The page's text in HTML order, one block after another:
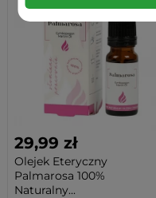
29,99 zł
Olejek Eteryczny
Palmarosa 100%
Naturalny...